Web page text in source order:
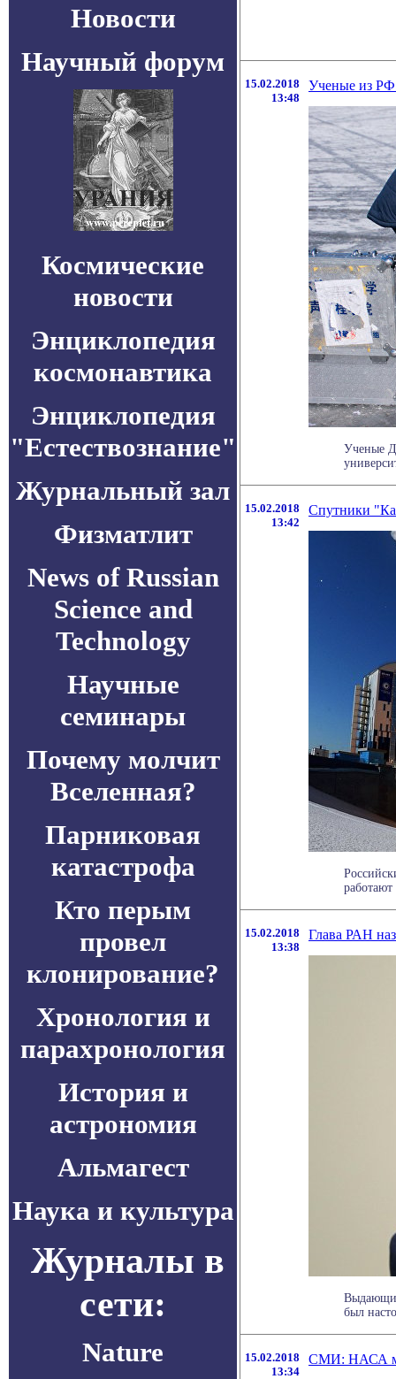
Новости
Научный форум
Космические
новости
Энциклопедия
космонавтика
Энциклопедия
"Естествознание"
Журнальный зал
Физматлит
News of Russian
Science and
Technology
Научные
семинары
Почему молчит
Вселенная?
Парниковая
катастрофа
Кто перым
провел
клонирование?
Хронология и
парахронология
История и
астрономия
Альмагест
Наука и культура
Журналы в
сети:
Nature
15.02.2018
13:48
Ученые из РФ
Ученые
15.02.2018
13:42
Cпутники
15.02.2018
13:38
Глава РАН
был
15.02.2018
13:34
СМИ: НАСА